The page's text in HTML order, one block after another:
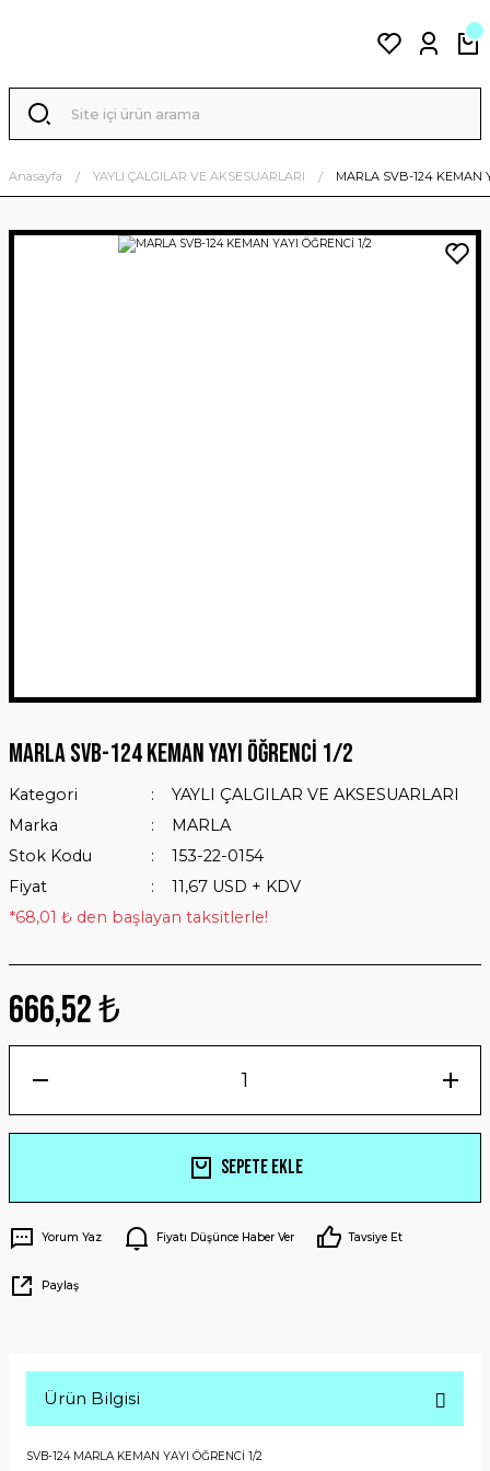
Anasayfa YAYLI ÇALGILAR VE AKSESUARLARI MARLA SVB-124 KEMAN
MARLA SVB-124 KEMAN YAYI ÖĞRENCİ 1/2
Kategori
YAYLI ÇALGILAR VE AKSESUARLARI
Marka
MARLA
Stok Kodu
153-22-0154
Fiyat
11,67 USD + KDV
*68,01 ₺ den başlayan taksitlerle!
666,52 ₺
Sepete Ekle
Yorum Yaz Fiyatı Düşünce Haber Ver Tavsiye Et
Paylaş
Ürün Bilgisi
SVB-124 MARLA KEMAN YAYI ÖĞRENCİ 1/2